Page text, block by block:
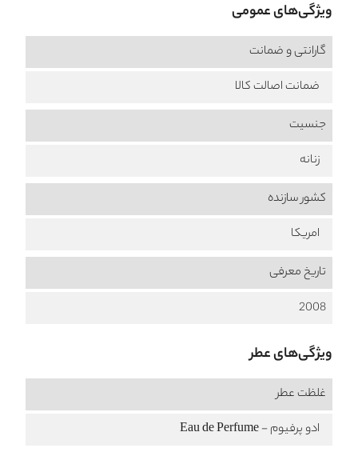
ویژگی‌های عمومی
گارانتی و ضمانت
ضمانت اصالت کالا
جنسیت
زنانه
کشور سازنده
امریکا
تاریخ معرفی
2008
ویژگی‌های عطر
غلظت عطر
ادو پرفیوم - Eau de Perfume